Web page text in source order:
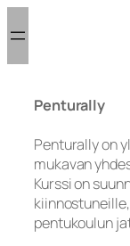
sisältöön
Penturally
Penturally on
mukavan
Kurssi on
pentukoulun